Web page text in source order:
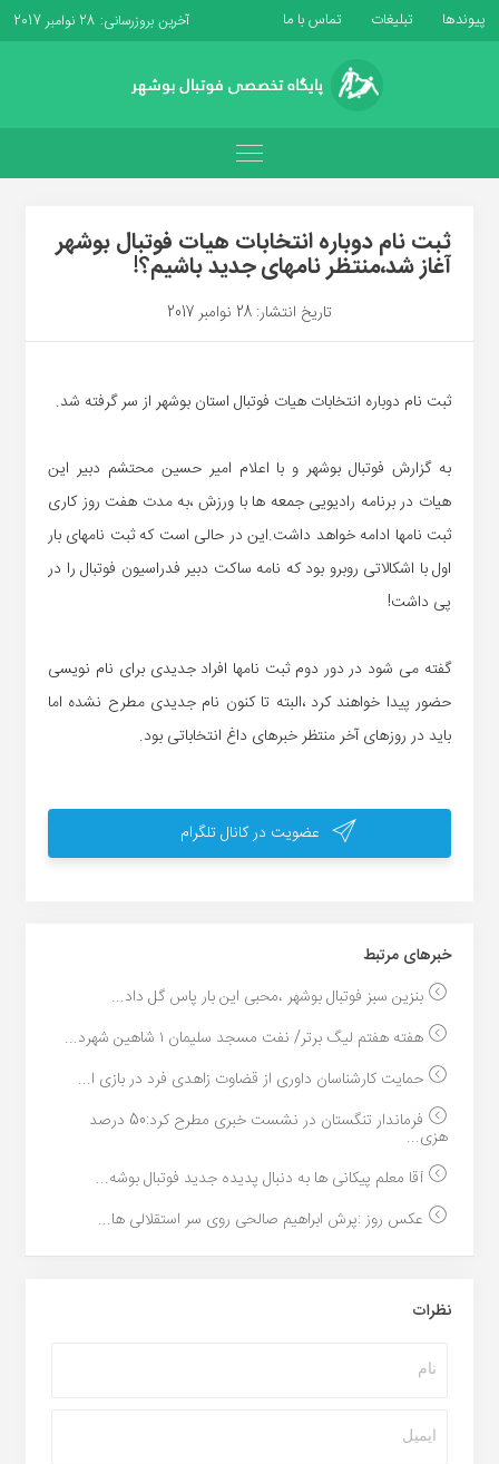
پیوندها تبلیغات تماس با ما آخرین بروزرسانی: 28 نوامبر 2017
ثبت نام دوباره انتخابات هیات فوتبال بوشهر
آغاز شد،منتظر نامهای جدید باشیم؟!
تاریخ انتشار: 28 نوامبر 2017
ثبت نام دوباره انتخابات هیات فوتبال استان بوشهر از سر گرفته شد.
به گزارش فوتبال بوشهر و با اعلام امیر حسین محتشم دبیر این
هیات در برنامه رادیویی جمعه ها با ورزش ،به مدت هفت روز کاری
ثبت نامها ادامه خواهد داشت.این در حالی است که ثبت نامهای بار
اول با اشکالاتی روبرو بود که نامه ساکت دبیر فدراسیون فوتبال را در
پی داشت!
گفته می شود در دور دوم ثبت نامها افراد جدیدی برای نام نویسی
حضور پیدا خواهند کرد ،البته تا کنون نام جدیدی مطرح نشده اما
باید در روزهای آخر منتظر خبرهای داغ انتخاباتی بود.
عضویت در کانال تلگرام
خبر‌های مرتبط
بنزین سبز فوتبال بوشهر ،محبی این بار پاس گل داد...
هفته هفتم لیگ برتر/ نفت مسجد سلیمان ۱ شاهین شهرد...
حمایت کارشناسان داوری از قضاوت زاهدی فرد در بازی ا...
فرماندار تنگستان در نشست خبری مطرح کرد:50 درصد
هزی...
آقا معلم پیکانی ها به دنبال پدیده جدید فوتبال بوشه...
عکس روز :پرش ابراهیم صالحی روی سر استقلالی ها...
نظرات